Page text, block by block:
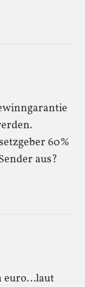
60%
aus?
euro…laut